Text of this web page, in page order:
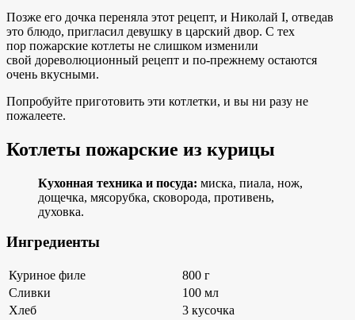
Позже его дочка переняла этот рецепт, и Николай I, отведав
это блюдо, пригласил девушку в царский двор. С тех
пор пожарские котлеты не слишком изменили
свой дореволюционный рецепт и по-прежнему остаются
очень вкусными.
Попробуйте приготовить эти котлетки, и вы ни разу не
пожалеете.
Котлеты пожарские из курицы
Кухонная техника и посуда: миска, пиала, нож,
дощечка, мясорубка, сковорода, противень,
духовка.
Ингредиенты
Куриное филе
800 г
Сливки
100 мл
Хлеб
3 кусочка